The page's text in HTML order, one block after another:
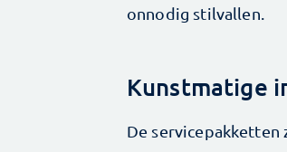
onnodig stilvallen.
Kunstmatige
De servicepakketten